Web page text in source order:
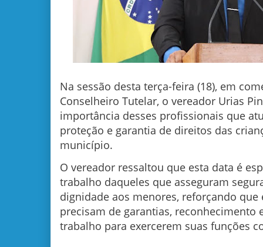
Na sessão desta terça-feira (18), em
Conselheiro Tutelar, o vereador Urias
importância desses profissionais que
proteção e garantia de direitos das
município.
O vereador ressaltou que esta data é
trabalho daqueles que asseguram
dignidade aos menores, reforçando
precisam de garantias, reconhecimento
trabalho para exercerem suas funções